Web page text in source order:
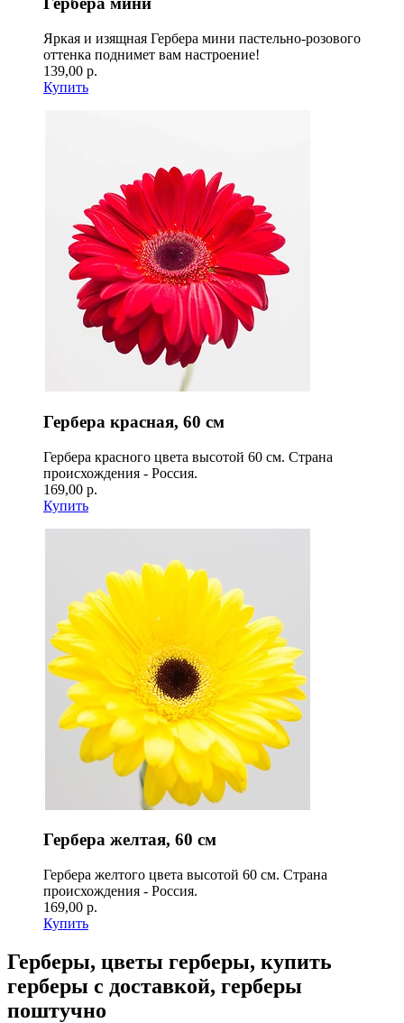
Яркая и изящная Гербера мини пастельно-розового
оттенка поднимет вам настроение!
139,00 р.
Купить
Гербера красная, 60 см
Гербера красного цвета высотой 60 см. Страна
происхождения - Россия.
169,00 р.
Купить
Гербера желтая, 60 см
Гербера желтого цвета высотой 60 см. Страна
происхождения - Россия.
169,00 р.
Купить
Герберы, цветы герберы, купить
герберы с доставкой, герберы
поштучно